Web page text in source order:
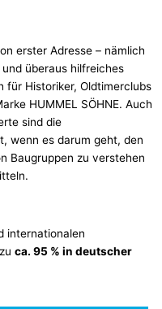
erster Adresse – nämlich
und überaus hilfreiches
für Historiker, Oldtimerclubs
HUMMEL SÖHNE. Auch
sind die
wenn es darum geht, den
Baugruppen zu verstehen
internationalen
ca. 95 % in deutscher